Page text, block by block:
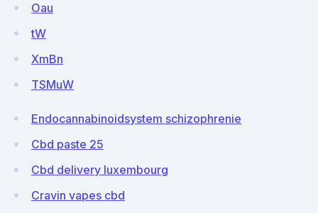
Oau
tW
XmBn
TSMuW
Endocannabinoidsystem schizophrenie
Cbd paste 25
Cbd delivery luxembourg
Cravin vapes cbd